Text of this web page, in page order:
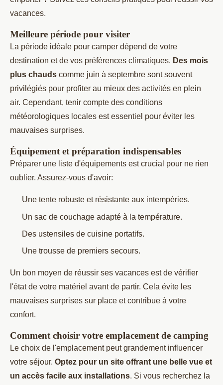
vacances.
Meilleure période pour visiter
La période idéale pour camper dépend de votre
destination et de vos préférences climatiques. Des mois
plus chauds comme juin à septembre sont souvent
privilégiés pour profiter au mieux des activités en plein
air. Cependant, tenir compte des conditions
météorologiques locales est essentiel pour éviter les
mauvaises surprises.
Équipement et préparation indispensables
Préparer une liste d'équipements est crucial pour ne rien
oublier. Assurez-vous d'avoir:
Une tente robuste et résistante aux intempéries.
Un sac de couchage adapté à la température.
Des ustensiles de cuisine portatifs.
Une trousse de premiers secours.
Un bon moyen de réussir ses vacances est de vérifier
l'état de votre matériel avant de partir. Cela évite les
mauvaises surprises sur place et contribue à votre
confort.
Comment choisir votre emplacement de camping
Le choix de l'emplacement peut grandement influencer
votre séjour. Optez pour un site offrant une belle vue et
un accès facile aux installations. Si vous recherchez la